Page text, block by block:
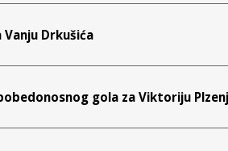
Drkušića
gola za Viktoriju